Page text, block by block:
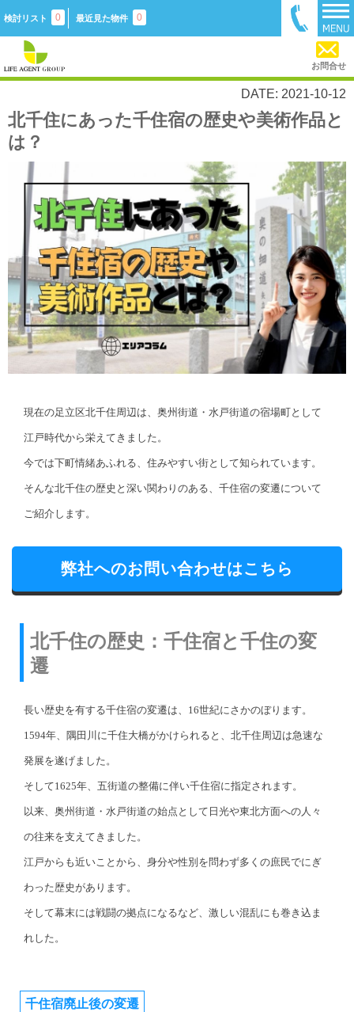
検討リスト 0 最近見た物件 0
お問合せ
DATE: 2021-10-12
北千住にあった千住宿の歴史や美術作品と
は？
現在の足立区北千住周辺は、奥州街道・水戸街道の宿場町として
江戸時代から栄えてきました。
今では下町情緒あふれる、住みやすい街として知られています。
そんな北千住の歴史と深い関わりのある、千住宿の変遷について
ご紹介します。
弊社へのお問い合わせはこちら
北千住の歴史：千住宿と千住の変
遷
長い歴史を有する千住宿の変遷は、16世紀にさかのぼります。
1594年、隅田川に千住大橋がかけられると、北千住周辺は急速な
発展を遂げました。
そして1625年、五街道の整備に伴い千住宿に指定されます。
以来、奥州街道・水戸街道の始点として日光や東北方面への人々
の往来を支えてきました。
江戸からも近いことから、身分や性別を問わず多くの庶民でにぎ
わった歴史があります。
そして幕末には戦闘の拠点になるなど、激しい混乱にも巻き込ま
れした。
千住宿廃止後の変遷